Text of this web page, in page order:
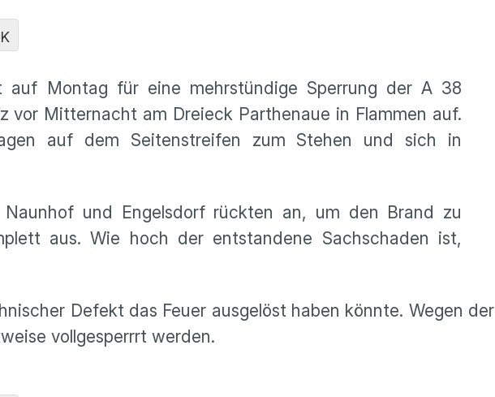
Montag für eine mehrstündige Sperrung der A 38
vor Mitternacht am Dreieck Parthenaue in Flammen auf.
auf dem Seitenstreifen zum Stehen und sich in
und Engelsdorf rückten an, um den Brand zu
aus. Wie hoch der entstandene Sachschaden ist,
Defekt das Feuer ausgelöst haben könnte. Wegen der
vollgesperrrt werden.